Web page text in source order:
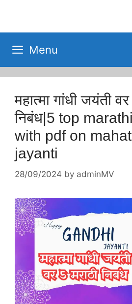
Menu
महात्मा गांधी जयंती
निबंध|5 top
with pdf on
jayanti
28/09/2024 by adminMV